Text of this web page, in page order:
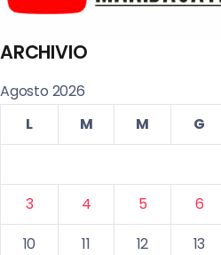
ARCHIVIO
Agosto 2026
L
M M G
3
4 5 6
10
11 12 13